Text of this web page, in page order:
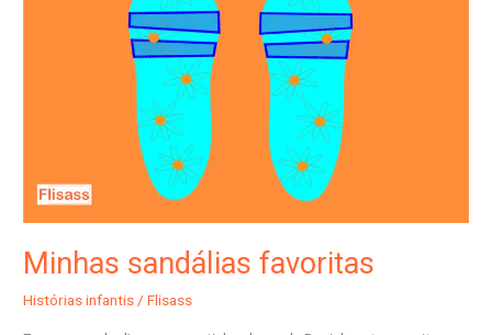
Minhas sandálias favoritas
Histórias infantis /Flisass